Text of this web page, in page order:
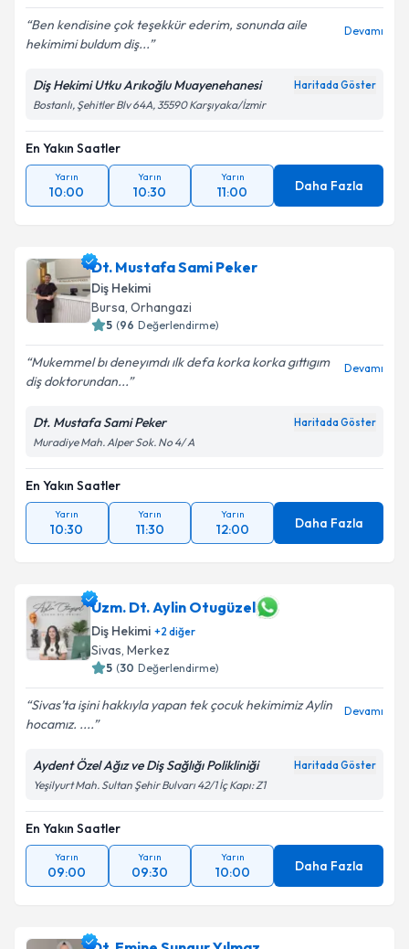
Ben kendisine çok teşekkür ederim, sonunda aile
hekimimi buldum diş...
Devamı
Diş Hekimi Utku Arıkoğlu Muayenehanesi Haritada Göster
Bostanlı, Şehitler Blv 64A, 35590 Karşıyaka/İzmir
En Yakın Saatler
Yarın
10:00
Yarın
10:30
Yarın
11:00 Daha Fazla
Dt. Mustafa Sami Peker
Diş Hekimi
Bursa, Orhangazi
5 (96 Değerlendirme)
Mukemmel bı deneyımdı ılk defa korka korka gıttıgım
diş doktorundan...
Devamı
Dt. Mustafa Sami Peker Haritada Göster
Muradiye Mah. Alper Sok. No 4/ A
En Yakın Saatler
Yarın
10:30
Yarın
11:30
Yarın
12:00 Daha Fazla
Uzm. Dt. Aylin Otugüzel
Diş Hekimi +2 diğer
Sivas, Merkez
5 (30 Değerlendirme)
Sivas’ta işini hakkıyla yapan tek çocuk hekimimiz Aylin
hocamız. ....
Devamı
Aydent Özel Ağız ve Diş Sağlığı Polikliniği Haritada Göster
Yeşilyurt Mah. Sultan Şehir Bulvarı 42/1 İç Kapı: Z1
En Yakın Saatler
Yarın
09:00
Yarın
09:30
Yarın
10:00 Daha Fazla